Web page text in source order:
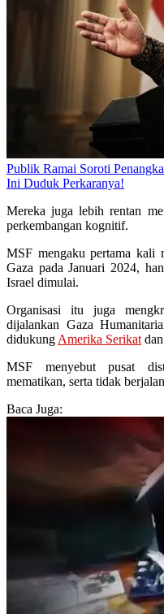
Publik Ramai Soroti
Ini Duduk Perkaranya!
Mereka juga lebih rentan
perkembangan kognitif.
MSF mengaku pertama kali
Gaza pada Januari 2024,
Israel dimulai.
Organisasi itu juga
dijalankan Gaza
didukung Amerika Serikat
MSF menyebut pusat
mematikan, serta tidak
Baca Juga: